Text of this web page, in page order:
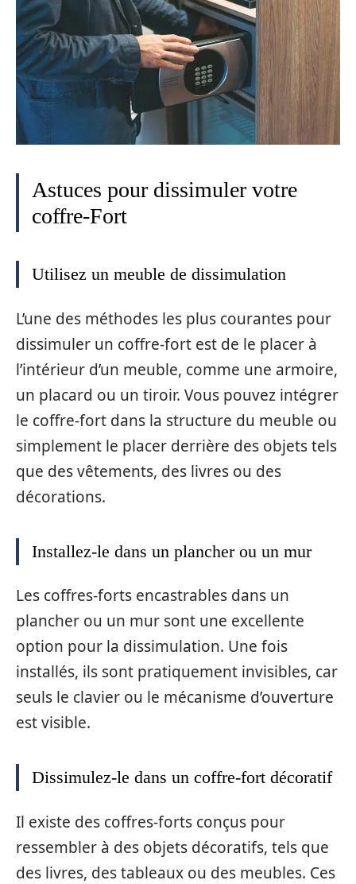
Astuces pour dissimuler votre
coffre-Fort
Utilisez un meuble de dissimulation
L’une des méthodes les plus courantes pour
dissimuler un coffre-fort est de le placer à
l’intérieur d’un meuble, comme une armoire,
un placard ou un tiroir. Vous pouvez intégrer
le coffre-fort dans la structure du meuble ou
simplement le placer derrière des objets tels
que des vêtements, des livres ou des
décorations.
Installez-le dans un plancher ou un mur
Les coffres-forts encastrables dans un
plancher ou un mur sont une excellente
option pour la dissimulation. Une fois
installés, ils sont pratiquement invisibles, car
seuls le clavier ou le mécanisme d’ouverture
est visible.
Dissimulez-le dans un coffre-fort décoratif
Il existe des coffres-forts conçus pour
ressembler à des objets décoratifs, tels que
des livres, des tableaux ou des meubles. Ces